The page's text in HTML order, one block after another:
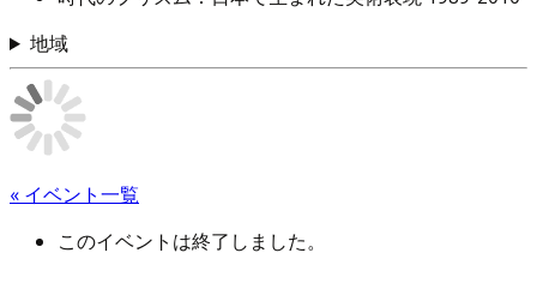
地域
« イベント一覧
このイベントは終了しました。